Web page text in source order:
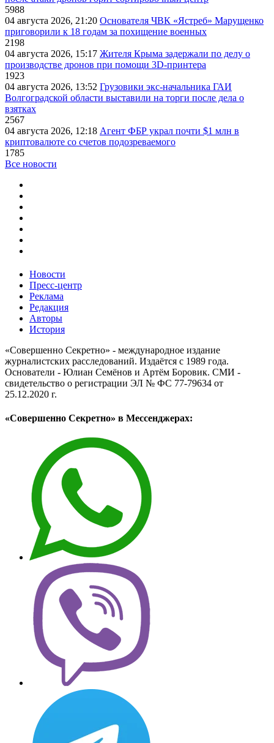
5988
04 августа 2026, 21:20 Основателя ЧВК «Ястреб» Марущенко
приговорили к 18 годам за похищение военных
2198
04 августа 2026, 15:17 Жителя Крыма задержали по делу о
производстве дронов при помощи 3D‑принтера
1923
04 августа 2026, 13:52 Грузовики экс-начальника ГАИ
Волгоградской области выставили на торги после дела о
взятках
2567
04 августа 2026, 12:18 Агент ФБР украл почти $1 млн в
криптовалюте со счетов подозреваемого
1785
Все новости
Новости
Пресс-центр
Реклама
Редакция
Авторы
История
«Совершенно Секретно» - международное издание
журналистских расследований. Издаётся с 1989 года.
Основатели - Юлиан Семёнов и Артём Боровик. CМИ -
свидетельство о регистрации ЭЛ № ФС 77-79634 от
25.12.2020 г.
«Совершенно Секретно» в Мессенджерах: